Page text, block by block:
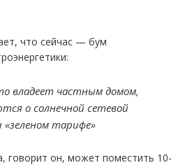
что сейчас — бум
владеет частным домом,
о солнечной сетевой
тарифе»
говорит он, может поместить 10-